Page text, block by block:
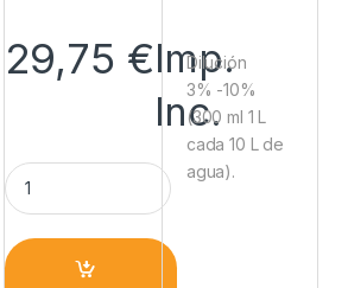
29,75 €Imp.
Inc.
Dilución
3% -10%
(300 ml 1 L
cada 10 L de
agua).